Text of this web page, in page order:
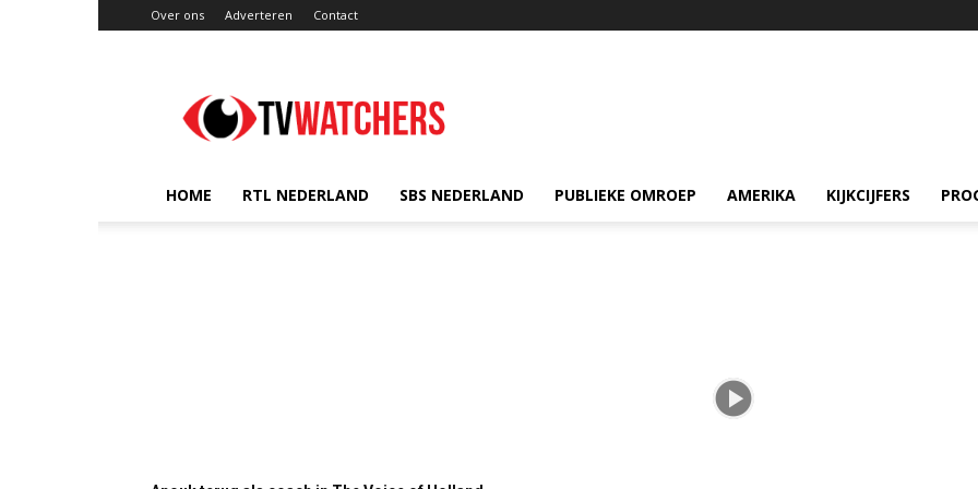
Over ons Adverteren Contact
HOME RTL NEDERLAND SBS NEDERLAND PUBLIEKE OMROEP AMERIKA KIJKCIJFERS